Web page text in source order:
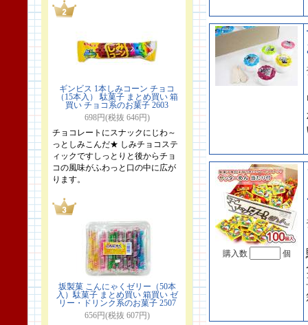
ギンビス 1本しみコーン チョコ
（15本入） 駄菓子 まとめ買い 箱
買い チョコ系のお菓子 2603
698円(税抜 646円)
チョコレートにスナックにじわ～
っとしみこんだ★ しみチョコステ
ィックですしっとりと後からチョ
コの風味がふわっと口の中に広が
ります。
坂製菓 こんにゃくゼリー（50本
入）駄菓子 まとめ買い 箱買い ゼ
リー・ドリンク系のお菓子 2507
656円(税抜 607円)
購入数 個